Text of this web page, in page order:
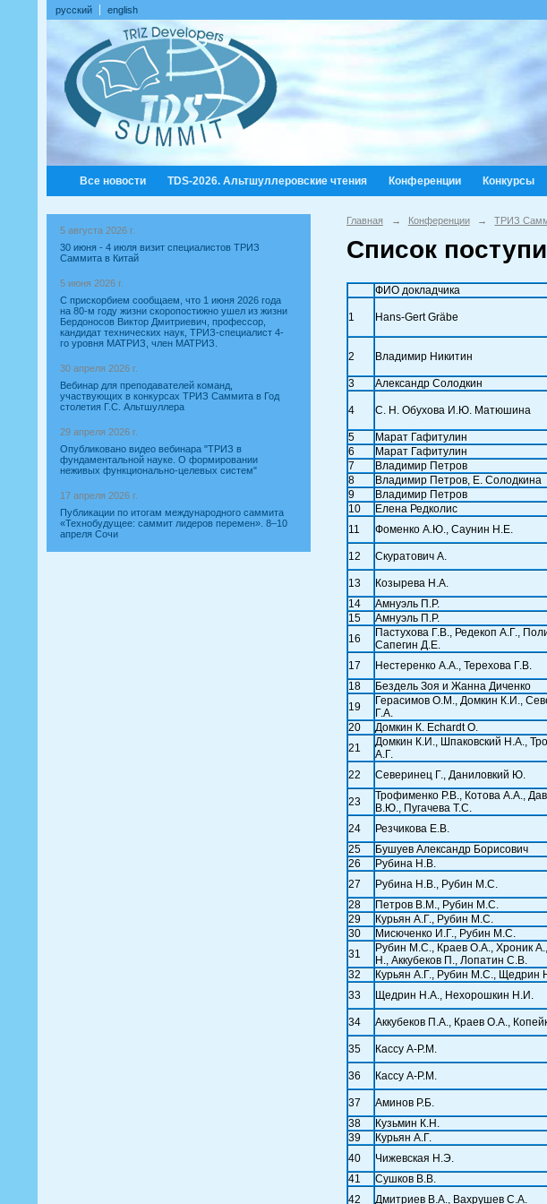
русский english
Все новости TDS-2026. Альтшуллеровские чтения Конференции Конкурсы
5 августа 2026 г.
30 июня - 4 июля визит специалистов ТРИЗ
Саммита в Китай
5 июня 2026 г.
С прискорбием сообщаем, что 1 июня 2026 года
на 80-м году жизни скоропостижно ушел из жизни
Бердоносов Виктор Дмитриевич, профессор,
кандидат технических наук, ТРИЗ-специалист 4-
го уровня МАТРИЗ, член МАТРИЗ.
30 апреля 2026 г.
Вебинар для преподавателей команд,
участвующих в конкурсах ТРИЗ Саммита в Год
столетия Г.С. Альтшуллера
29 апреля 2026 г.
Опубликовано видео вебинара "ТРИЗ в
фундаментальной науке. О формировании
неживых функционально-целевых систем"
17 апреля 2026 г.
Публикации по итогам международного саммита
«Технобудущее: саммит лидеров перемен». 8–10
апреля Сочи
Главная → Конференции → ТРИЗ
Список
ФИО докладчика
1 Hans-Gert Gräbe
2 Владимир Никитин
3 Александр Солодкин
4 С. Н. Обухова И.Ю. Матюшина
5
Марат Гафитулин
6
Марат Гафитулин
7
Владимир Петров
8
Владимир Петров, Е. Солодкина
9
Владимир Петров
10
Елена Редколис
11
Фоменко А.Ю., Саунин Н.Е.
12
Скуратович А.
13
Козырева Н.А.
14
Амнуэль П.Р.
15
Амнуэль П.Р.
16
Пастухова Г.В., Редекоп А.Г.,
Сапегин Д.Е.
17 Нестеренко А.А., Терехова Г.В.
18
Бездель Зоя и Жанна Диченко
19
Герасимов О.М., Домкин К.И.,
Г.А.
20
Домкин К. Echardt O.
21
Домкин К.И., Шпаковский Н.А.,
А.Г.
22 Северинец Г., Даниловкий Ю.
23
Трофименко Р.В., Котова А.А.,
В.Ю., Пугачева Т.С.
24 Резчикова Е.В.
25
Бушуев Александр Борисович
26
Рубина Н.В.
27
Рубина Н.В., Рубин М.С.
28
Петров В.М., Рубин М.С.
29
Курьян А.Г., Рубин М.С.
30
Мисюченко И.Г., Рубин М.С.
31
Рубин М.С., Краев О.А., Хроник
Н., Аккубеков П., Лопатин С.В.
32
Курьян А.Г., Рубин М.С., Щедрин
33
Щедрин Н.А., Нехорошкин Н.И.
34
Аккубеков П.А., Краев О.А.,
35
Кассу А-Р.М.
36
Кассу А-Р.М.
37
Аминов Р.Б.
38
Кузьмин К.Н.
39
Курьян А.Г.
40
Чижевская Н.Э.
41
Сушков В.В.
42
Дмитриев В.А., Вахрушев С.А.